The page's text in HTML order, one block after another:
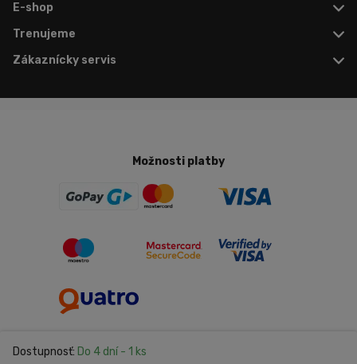
Dostupnosť: Do 4 dní- 1 ks
E-shop
Trenujeme
Zákaznícky servis
Možnosti platby